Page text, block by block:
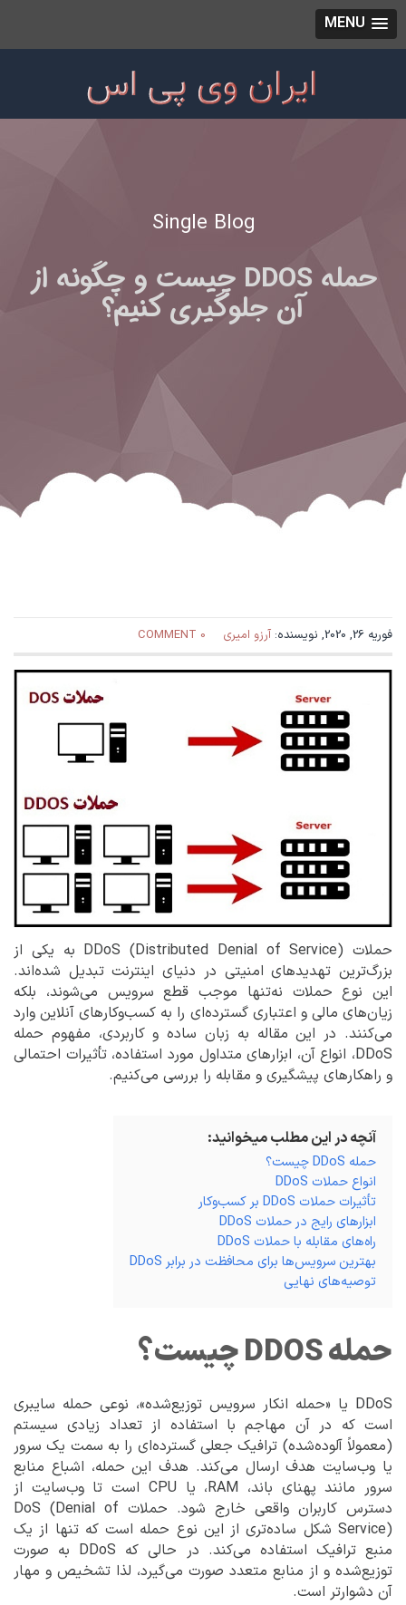
MENU
Single Blog
حمله DDOS چیست و چگونه از
آن جلوگیری کنیم؟
فوریه 26, 2020, نویسنده: آرزو امیری 0 COMMENT
حملات DDoS (Distributed Denial of Service) به یکی از
بزرگ‌ترین تهدیدهای امنیتی در دنیای اینترنت تبدیل شده‌اند.
این نوع حملات نه‌تنها موجب قطع سرویس می‌شوند، بلکه
زیان‌های مالی و اعتباری گسترده‌ای را به کسب‌وکارهای آنلاین وارد
می‌کنند. در این مقاله به زبان ساده و کاربردی، مفهوم حمله
DDoS، انواع آن، ابزارهای متداول مورد استفاده، تأثیرات احتمالی
و راهکارهای پیشگیری و مقابله را بررسی می‌کنیم.
آنچه در این مطلب میخوانید:
حمله DDoS چیست؟
انواع حملات DDoS
تأثیرات حملات DDoS بر کسب‌وکار
ابزارهای رایج در حملات DDoS
راه‌های مقابله با حملات DDoS
بهترین سرویس‌ها برای محافظت در برابر DDoS
توصیه‌های نهایی
حمله DDOS چیست؟
DDoS یا «حمله انکار سرویس توزیع‌شده»، نوعی حمله سایبری
است که در آن مهاجم با استفاده از تعداد زیادی سیستم
(معمولاً آلوده‌شده) ترافیک جعلی گسترده‌ای را به سمت یک سرور
یا وب‌سایت هدف ارسال می‌کند. هدف این حمله، اشباع منابع
سرور مانند پهنای باند، RAM، یا CPU است تا وب‌سایت از
دسترس کاربران واقعی خارج شود. حملات DoS (Denial of
Service) شکل ساده‌تری از این نوع حمله است که تنها از یک
منبع ترافیک استفاده می‌کند. در حالی که DDoS به صورت
توزیع‌شده و از منابع متعدد صورت می‌گیرد، لذا تشخیص و مهار
آن دشوارتر است.